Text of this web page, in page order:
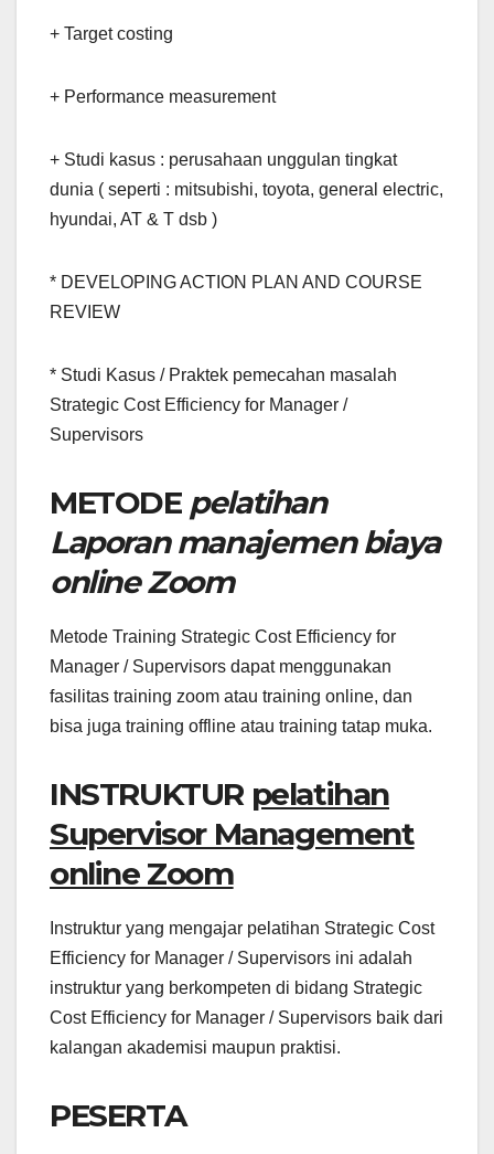
+ Target costing
+ Performance measurement
+ Studi kasus : perusahaan unggulan tingkat
dunia ( seperti : mitsubishi, toyota, general electric,
hyundai, AT & T dsb )
* DEVELOPING ACTION PLAN AND COURSE
REVIEW
* Studi Kasus / Praktek pemecahan masalah
Strategic Cost Efficiency for Manager /
Supervisors
METODE pelatihan
Laporan manajemen biaya
online Zoom
Metode Training Strategic Cost Efficiency for
Manager / Supervisors dapat menggunakan
fasilitas training zoom atau training online, dan
bisa juga training offline atau training tatap muka.
INSTRUKTUR pelatihan
Supervisor Management
online Zoom
Instruktur yang mengajar pelatihan Strategic Cost
Efficiency for Manager / Supervisors ini adalah
instruktur yang berkompeten di bidang Strategic
Cost Efficiency for Manager / Supervisors baik dari
kalangan akademisi maupun praktisi.
PESERTA